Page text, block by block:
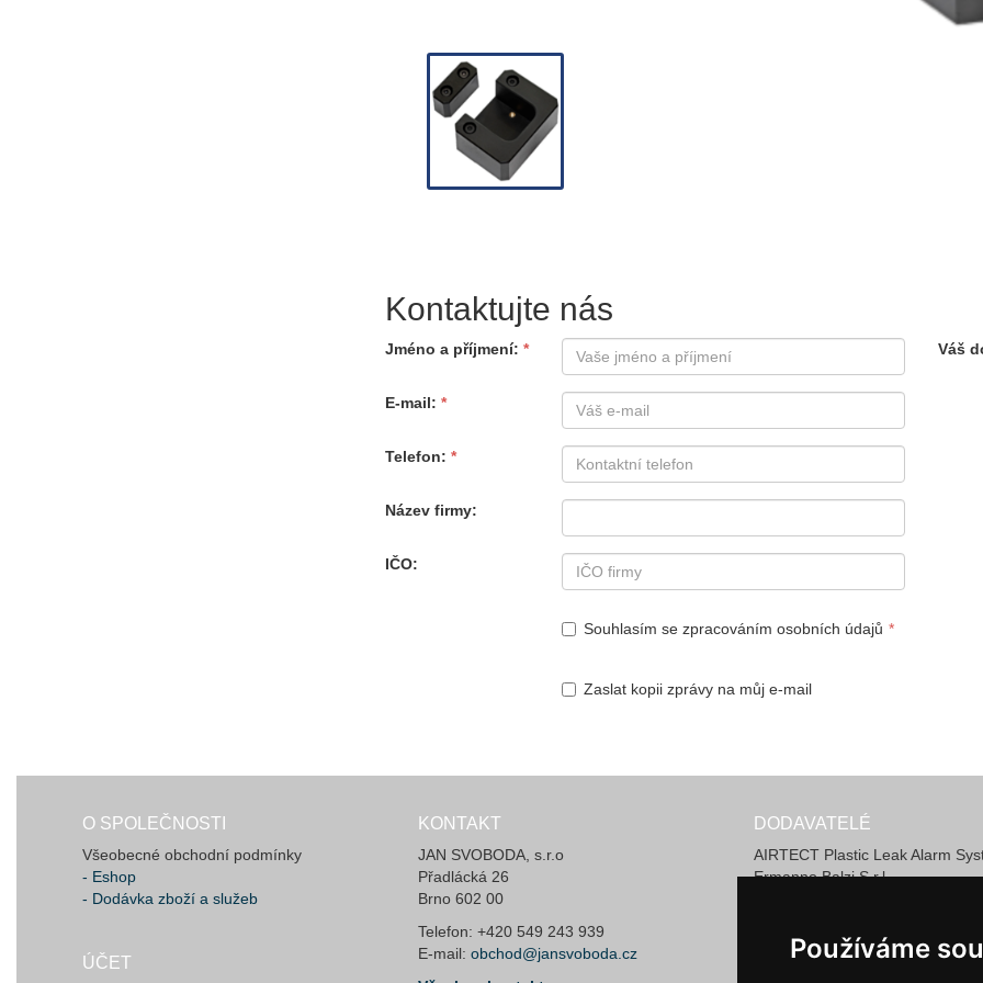
Používáme
Používáme
Kontaktujte nás
Jméno a příjmení
E-mail
Telefon
Název firmy
IČO
Souhlasím se zpracováním osobních údajů
Zaslat kopii zprávy na můj e-mail
Váš
O SPOLEČNOSTI
Všeobecné obchodní podmínky
- Eshop
- Dodávka zboží a služeb
ÚČET
KONTAKT
JAN SVOBODA, s.r.o
Přadlácká 26
Brno 602 00
Telefon: +420 549 243 939
E-mail: obchod@jansvoboda.cz
DODAVATELÉ
AIRTECT Plastic Leak Alarm
Ermanno Balzi S.r.l.
Marquardt GmbH & Co. KG
PEDROTTI NORMALIZZATI